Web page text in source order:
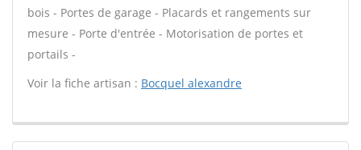
bois - Portes de garage - Placards et rangements sur
mesure - Porte d'entrée - Motorisation de portes et
portails -
Voir la fiche artisan : Bocquel alexandre